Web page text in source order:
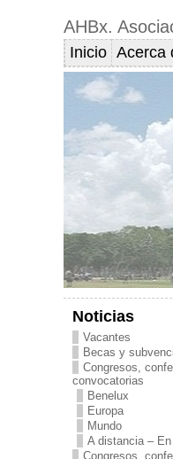
AHBx.
Inicio Acerca
Noticias
Vacantes
Becas y
Congresos,
convocatorias
Benelux
Europa
Mundo
A distancia –
Congresos,